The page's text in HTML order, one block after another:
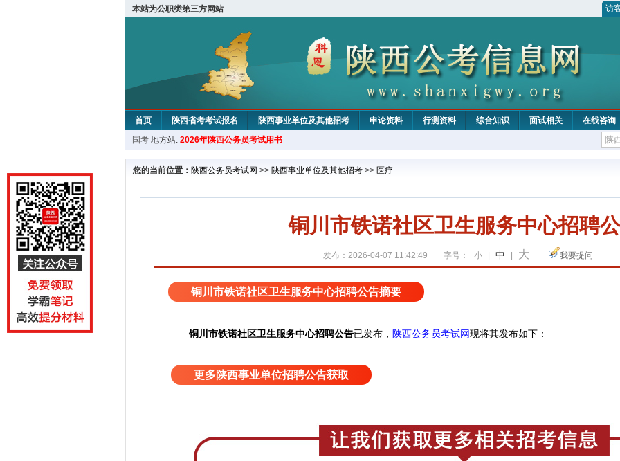
本站为公职类第三方网站 访
首页 陕西省考考试报名 陕西事业单位及其他招考 申论资料 行测资料 综合知识 面试相关
在线咨询
国考 地方站: 2026年陕西公务员考试用书
您的当前位置： 陕西公务员考试网 >> 陕西事业单位及其他招考 >> 医疗
铜川市铁诺社区卫生服务中心招聘
发布：2026-04-07 11:42:49 字号： 小 中 大 我要提问
铜川市铁诺社区卫生服务中心招聘公告摘要
铜川市铁诺社区卫生服务中心招聘公告已发布， 陕西公务员考试网现将其发布如下：
更多陕西事业单位招聘公告获取